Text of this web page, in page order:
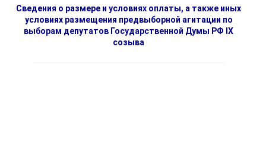
Сведения о размере и условиях оплаты, а также иных
условиях размещения предвыборной агитации по
выборам депутатов Государственной Думы РФ IX
созыва